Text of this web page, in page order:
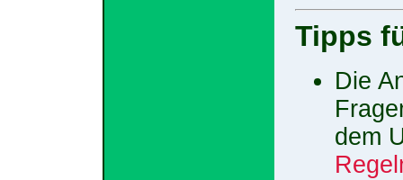
Tipps
Die
dem